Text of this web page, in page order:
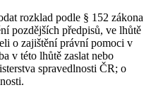
rozklad podle § 152 zákona
pozdějších předpisů, ve lhůtě
o zajištění právní pomoci v
v této lhůtě zaslat nebo
spravedlnosti ČR; o